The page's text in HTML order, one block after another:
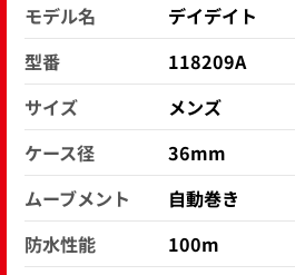
モデル名
デイデイト
型番
118209A
サイズ
メンズ
ケース径
36mm
ムーブメント
自動巻き
防水性能
100m